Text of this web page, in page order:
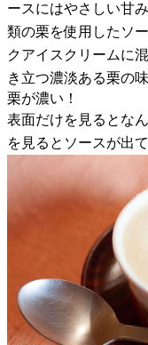
ースにはやさしい甘
類の栗を使用したソ
クアイスクリームに
き立つ濃淡ある栗の
栗が濃い！
表面だけを見るとな
を見るとソースが出